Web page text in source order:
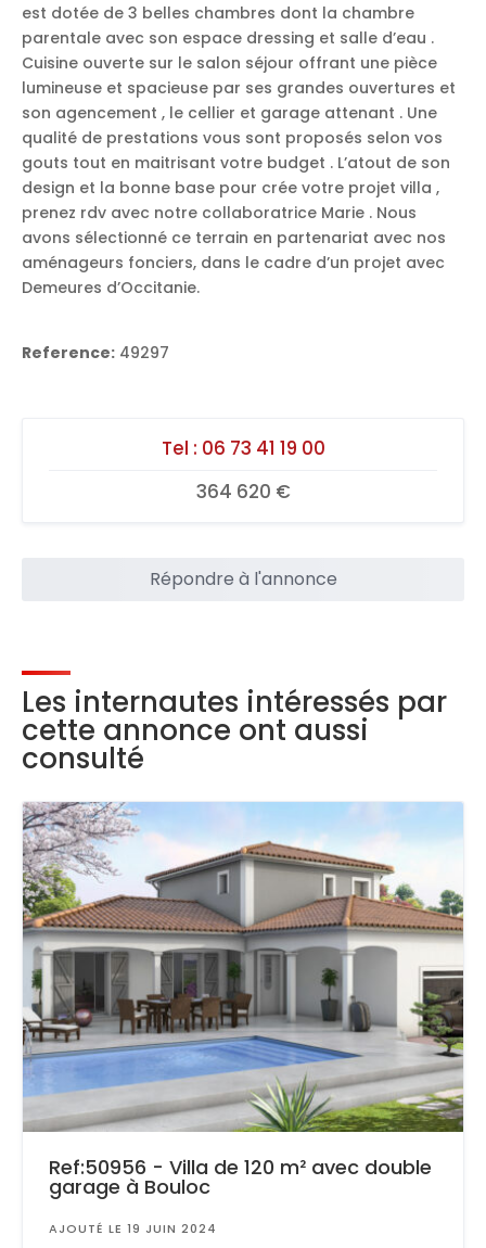
est dotée de 3 belles chambres dont la chambre
parentale avec son espace dressing et salle d’eau .
Cuisine ouverte sur le salon séjour offrant une pièce
lumineuse et spacieuse par ses grandes ouvertures et
son agencement , le cellier et garage attenant . Une
qualité de prestations vous sont proposés selon vos
gouts tout en maitrisant votre budget . L’atout de son
design et la bonne base pour crée votre projet villa ,
prenez rdv avec notre collaboratrice Marie . Nous
avons sélectionné ce terrain en partenariat avec nos
aménageurs fonciers, dans le cadre d’un projet avec
Demeures d’Occitanie.
Reference: 49297
Tel : 06 73 41 19 00
364 620 €
Répondre à l'annonce
Les internautes intéressés par
cette annonce ont aussi
consulté
Ref:50956 - Villa de 120 m² avec double
garage à Bouloc
AJOUTÉ LE 19 JUIN 2024